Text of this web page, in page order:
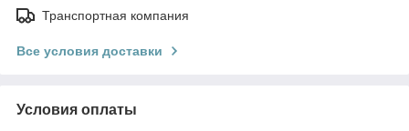
Транспортная компания
Все условия доставки
Условия оплаты